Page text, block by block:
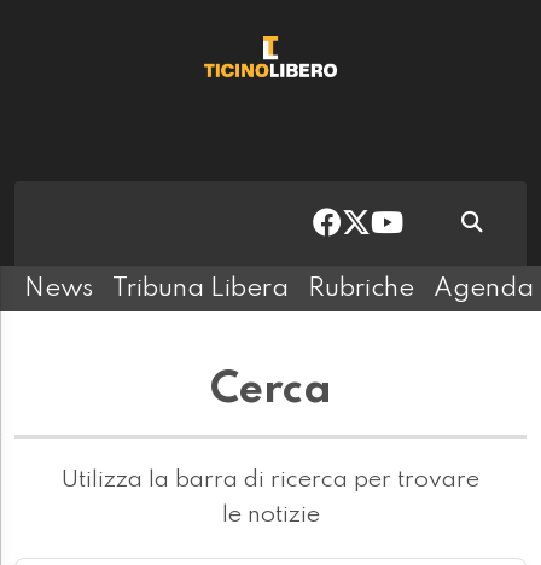
News Tribuna Libera Rubriche Agenda
Cerca
Utilizza la barra di ricerca per trovare
le notizie